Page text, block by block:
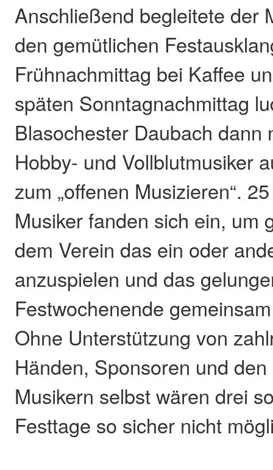
Anschließend begleitete der
den gemütlichen
Frühnachmittag bei Kaffee
späten Sonntagnachmittag
Blasochester Daubach dann
Hobby- und Vollblutmusiker
zum „offenen Musizieren“.
Musiker fanden sich ein, um
dem Verein das ein oder
anzuspielen und das
Festwochenende
Ohne Unterstützung von
Händen, Sponsoren und
Musikern selbst wären drei
Festtage so sicher nicht